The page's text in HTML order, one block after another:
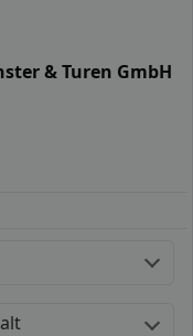
& Turen GmbH